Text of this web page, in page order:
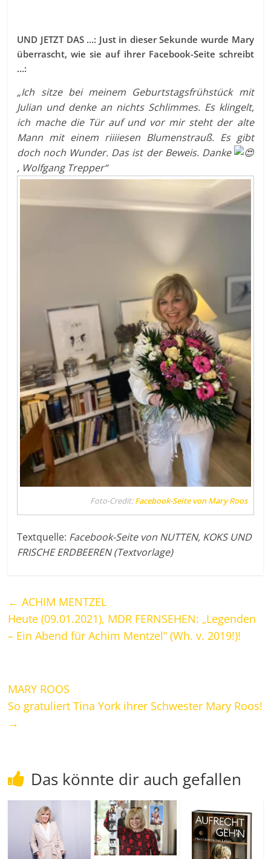
UND JETZT DAS …: Just in dieser Sekunde wurde Mary
überrascht, wie sie auf ihrer Facebook-Seite schreibt
…:
„Ich sitze bei meinem Geburtstagsfrühstück mit
Julian und denke an nichts Schlimmes. Es klingelt,
ich mache die Tür auf und vor mir steht der alte
Mann mit einem riiiiesen Blumenstrauß. Es gibt
doch noch Wunder. Das ist der Beweis. Danke
, Wolfgang Trepper“
Foto-Credit:Facebook-Seite von Mary Roos
Textquelle: Facebook-Seite von NUTTEN, KOKS UND
FRISCHE ERDBEEREN (Textvorlage)
← ACHIM MENTZEL
Heute (09.01.2021), MDR FERNSEHEN: „Legenden
– Ein Abend für Achim Mentzel“ (Wh. v. 2019!)!
MARY ROOS
So gratuliert Tina York ihrer Schwester Mary Roos!
→
Das könnte dir auch gefallen